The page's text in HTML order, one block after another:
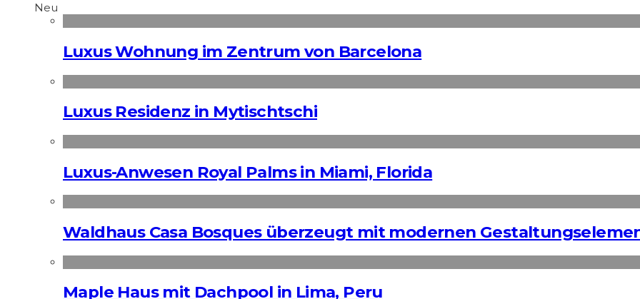
Neu
Luxus Wohnung im Zentrum von Barcelona
Luxus Residenz in Mytischtschi
Luxus-Anwesen Royal Palms in Miami, Florida
Waldhaus Casa Bosques überzeugt mit modernen
Maple Haus mit Dachpool in Lima, Peru